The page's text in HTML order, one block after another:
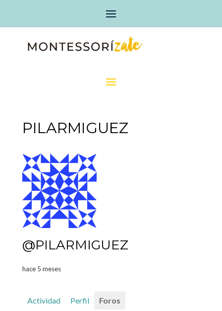
PILARMIGUEZ
@PILARMIGUEZ
hace 5 meses
Actividad Perfil Foros